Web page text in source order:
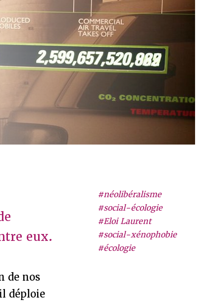
#néolibéralisme
#social-écologie
#Eloi Laurent
#social-xénophobie
#écologie
eux.
de nos
déploie